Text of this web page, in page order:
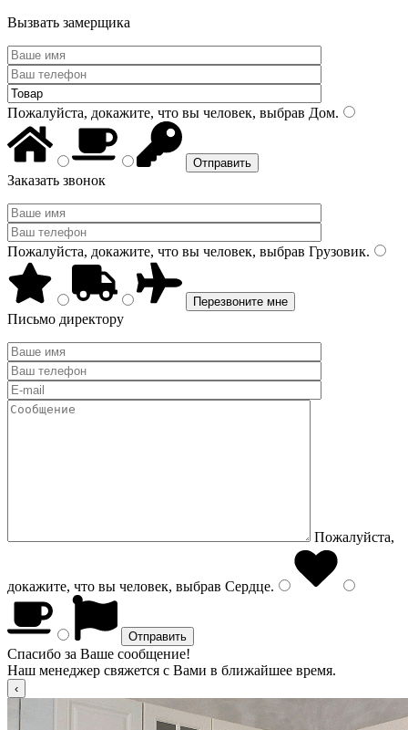
Вызвать замерщика
Пожалуйста, докажите, что вы человек, выбрав Дом.
Заказать звонок
Пожалуйста, докажите, что вы человек, выбрав Грузовик.
Письмо директору
Пожалуйста,
докажите, что вы человек, выбрав Сердце.
Спасибо за Ваше сообщение!
Наш менеджер свяжется с Вами в ближайшее время.